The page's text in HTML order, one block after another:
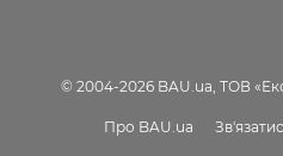
© 2004-2026 BAU.ua, ТОВ
Про BAU.ua